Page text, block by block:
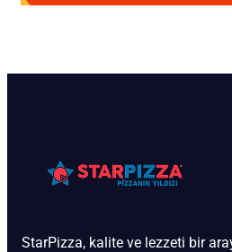
StarPizza, kalite ve lezzeti bir